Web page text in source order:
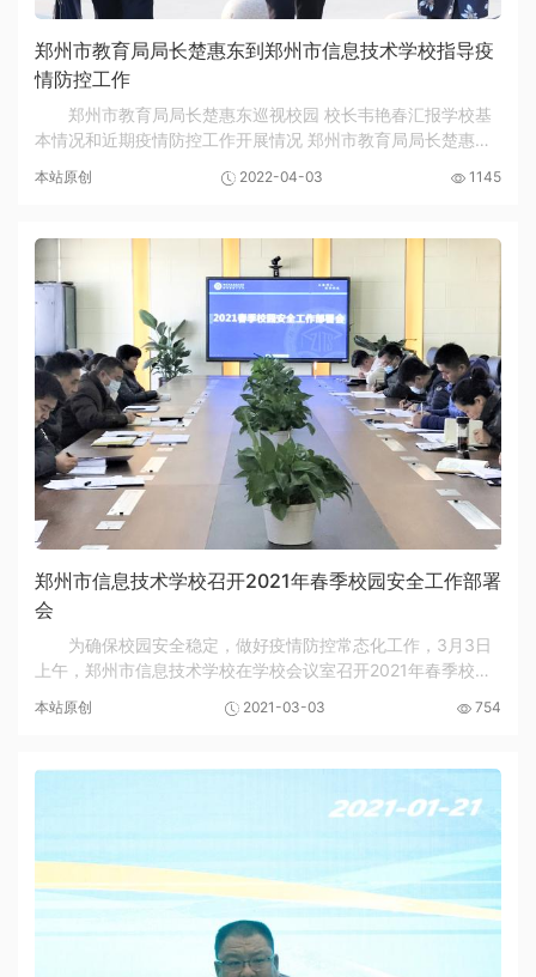
郑州市教育局局长楚惠东到郑州市信息技术学校指导疫
情防控工作
郑州市教育局局长楚惠东巡视校园 校长韦艳春汇报学校基
本情况和近期疫情防控工作开展情况 郑州市教育局局长楚惠东
党组书记、局长楚惠东在市教育局职成教处...
本站原创 2022-04-03 1145
郑州市信息技术学校召开2021年春季校园安全工作部署
会
为确保校园安全稳定，做好疫情防控常态化工作，3月3日
上午，郑州市信息技术学校在学校会议室召开2021年春季校园
部参加会议。
本站原创 2021-03-03 754